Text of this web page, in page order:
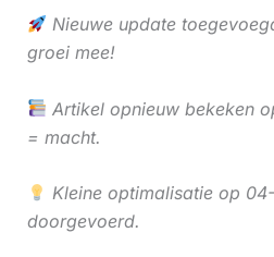
Nieuwe update
groei mee!
Artikel opnieuw bekeken
= macht.
Kleine optimalisatie op
doorgevoerd.